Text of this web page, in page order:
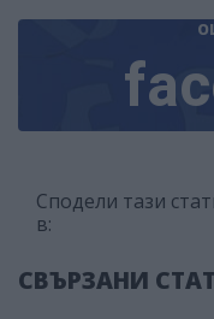
Сподели тази
в:
СВЪРЗАНИ